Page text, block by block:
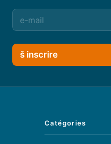
š inscrire
Catégories